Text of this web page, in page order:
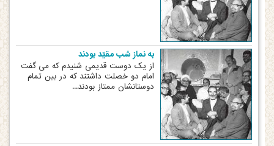
به نماز شب مقیّد بودند
از یک دوست قدیمی شنیدم که می گفت
امام دو خصلت داشتند که در بین تمام
دوستانشان ممتاز بودند...